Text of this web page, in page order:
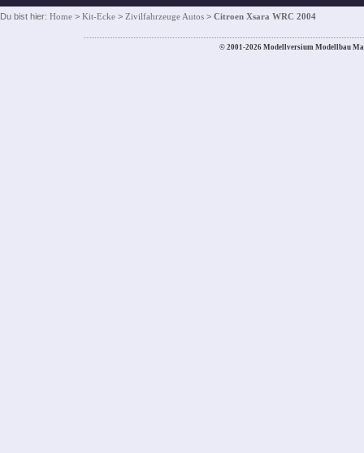
Du bist hier: Home > Kit-Ecke > Zivilfahrzeuge Autos > Citroen Xsara WRC 2004
© 2001-2026 Modellversium Modellbau